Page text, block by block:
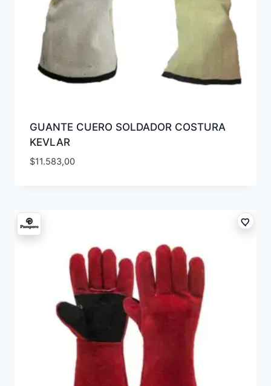
GUANTE CUERO SOLDADOR COSTURA
KEVLAR
$11.583,00